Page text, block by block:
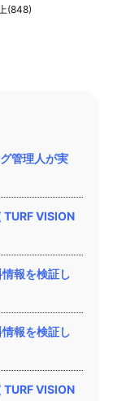
(848)
管理人が実
VISION
報を検証し
報を検証し
VISION